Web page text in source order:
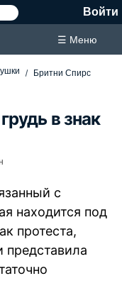
Войти
☰ Меню
Бритни Спирс
в знак
с
находится под
протеста,
представила